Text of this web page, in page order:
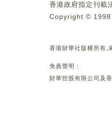
香港政府指定刊載
Copyright © 1998
香港財華社版權所有,
免責聲明：
財華控股有限公司及